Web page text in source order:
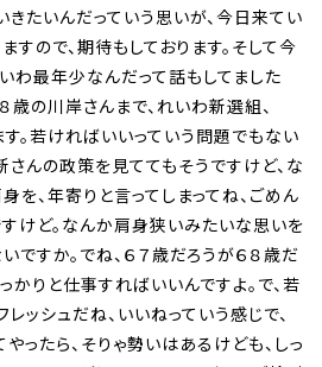
きたいんだっていう思いが、今日来てい
すので、期待もしております。そして今
わ最年少なんだって話もしてました
歳の川岸さんまで、れいわ新選組、
。若ければいいっていう問題でもない
さんの政策を見ててもそうですけど、な
を、年寄りと言ってしまってね、ごめん
けど。なんか肩身狭いみたいな思いを
ですか。でね、６７歳だろうが６８歳だ
かりと仕事すればいいんですよ。で、若
ッシュだね、いいねっていう感じで、
ったら、そりゃ勢いはあるけども、しっ